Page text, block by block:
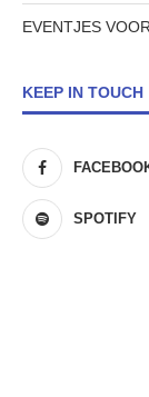
EVENTJES
KEEP IN TOUCH
SPOTIFY